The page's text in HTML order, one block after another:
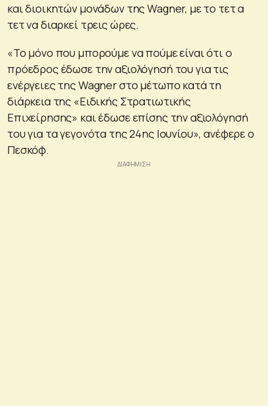
και διοικητών μονάδων της Wagner, με το τετ α
τετ να διαρκεί τρεις ώρες.
«Το μόνο που μπορούμε να πούμε είναι ότι ο
πρόεδρος έδωσε την αξιολόγησή του για τις
ενέργειες της Wagner στο μέτωπο κατά τη
διάρκεια της «Ειδικής Στρατιωτικής
Επιχείρησης» και έδωσε επίσης την αξιολόγησή
του για τα γεγονότα της 24ης Ιουνίου», ανέφερε ο
Πεσκόφ.